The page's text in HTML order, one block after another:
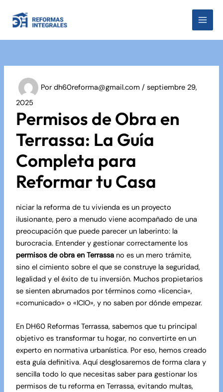
contenido
Por dh60reforma@gmail.com / septiembre 29,
2025
Permisos de Obra en
Terrassa: La Guía
Completa para
Reformar tu Casa
niciar la reforma de tu vivienda es un proyecto
ilusionante, pero a menudo viene acompañado de una
preocupación que puede parecer un laberinto: la
burocracia. Entender y gestionar correctamente los
permisos de obra en Terrassano es un mero trámite,
sino el cimiento sobre el que se construye la seguridad,
legalidad y el éxito de tu inversión. Muchos propietarios
se sienten abrumados por términos como «licencia»,
«comunicado» o «ICIO», y no saben por dónde empezar.
En DH60 Reformas Terrassa, sabemos que tu principal
objetivo es transformar tu hogar, no convertirte en un
experto en normativa urbanística. Por eso, hemos creado
esta guía definitiva. Aquí desglosaremos de forma clara y
sencilla todo lo que necesitas saber para gestionar los
permisos de tu reforma en Terrassa, evitando multas,